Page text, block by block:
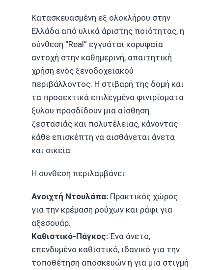
Κατασκευασμένη εξ ολοκλήρου στην
Ελλάδα από υλικά άριστης ποιότητας, η
σύνθεση “Real” εγγυάται κορυφαία
αντοχή στην καθημερινή, απαιτητική
χρήση ενός ξενοδοχειακού
περιβάλλοντος. Η στιβαρή της δομή και
τα προσεκτικά επιλεγμένα φινιρίσματα
ξύλου προσδίδουν μια αίσθηση
ζεστασιάς και πολυτέλειας, κάνοντας
κάθε επισκέπτη να αισθάνεται άνετα
και οικεία.
Η σύνθεση περιλαμβάνει:
Ανοιχτή Ντουλάπα: Πρακτικός χώρος
για την κρέμαση ρούχων και ράφι για
αξεσουάρ.
Καθιστικό-Πάγκος:Ένα άνετο,
επενδυμένο καθιστικό, ιδανικό για την
τοποθέτηση αποσκευών ή για μια στιγμή